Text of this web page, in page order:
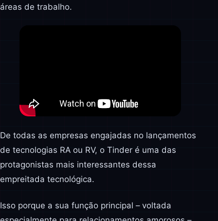
áreas de trabalho.
De todas as empresas engajadas no lançamentos
de tecnologias RA ou RV, o Tinder é uma das
protagonistas mais interessantes dessa
empreitada tecnológica.
Isso porque a sua função principal – voltada